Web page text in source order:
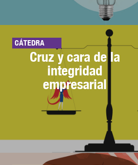
CÁTEDRA
Cruz y cara de la
integridad
empresarial